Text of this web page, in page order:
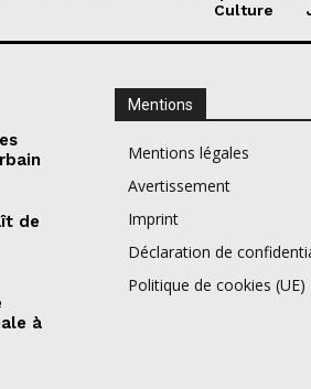
Culture
de
à
Mentions
Mentions légales
Avertissement
Imprint
Déclaration de
Politique de cookies (UE)